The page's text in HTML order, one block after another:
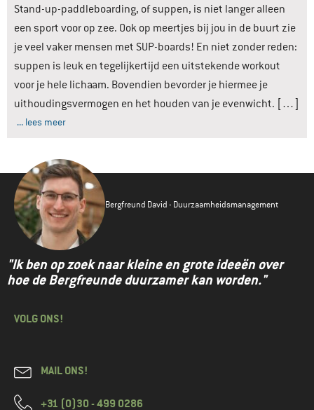
Stand-up-paddleboarding, of suppen, is niet langer alleen
een sport voor op zee. Ook op meertjes bij jou in de buurt zie
je veel vaker mensen met SUP-boards! En niet zonder reden:
suppen is leuk en tegelijkertijd een uitstekende workout
voor je hele lichaam. Bovendien bevorder je hiermee je
uithoudingsvermogen en het houden van je evenwicht. […]
... lees meer
Bergfreund David - Duurzaamheidsmanagement
"Ik ben op zoek naar kleine en grote ideeën over
hoe de Bergfreunde duurzamer kan worden."
VOLG ONS!
MAIL ONS!
+31 (0)30 - 499 0286